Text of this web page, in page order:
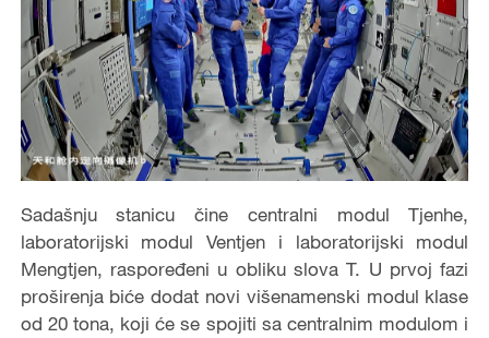
Sadašnju stanicu čine centralni modul Tjenhe,
laboratorijski modul Ventjen i laboratorijski modul
Mengtjen, raspoređeni u obliku slova T. U prvoj fazi
proširenja biće dodat novi višenamenski modul klase
od 20 tona, koji će se spojiti sa centralnim modulom i